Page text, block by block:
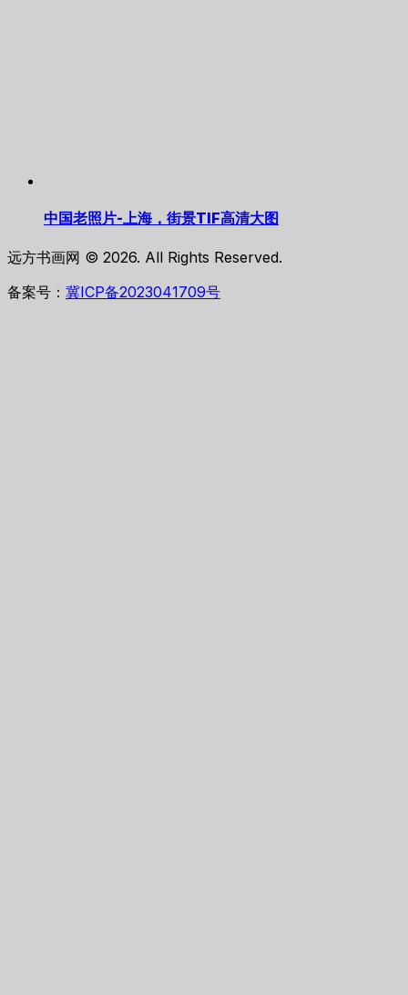
中国老照片-上海，街景TIF高清大图
远方书画网 © 2026. All Rights Reserved.
备案号： 冀ICP备2023041709号